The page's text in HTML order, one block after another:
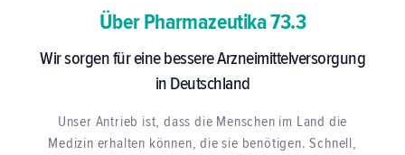
Über Pharmazeutika 73.3
Wir sorgen für eine bessere Arzneimittelversorgung
in Deutschland
Unser Antrieb ist, dass die Menschen im Land die
Medizin erhalten können, die sie benötigen. Schnell,